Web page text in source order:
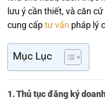
lưu ý cần thiết, và căn cứ
cung cấp tư vấn pháp lý
Mục Lục
1. Thủ tục đăng ký